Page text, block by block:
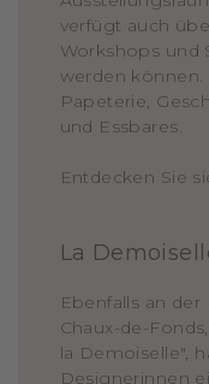
verfügt auch
Workshops und
werden können.
Papeterie,
und Essbares.
Entdecken Sie
La
Ebenfalls an
Chaux-de-
la Demoiselle",
Designerinnen